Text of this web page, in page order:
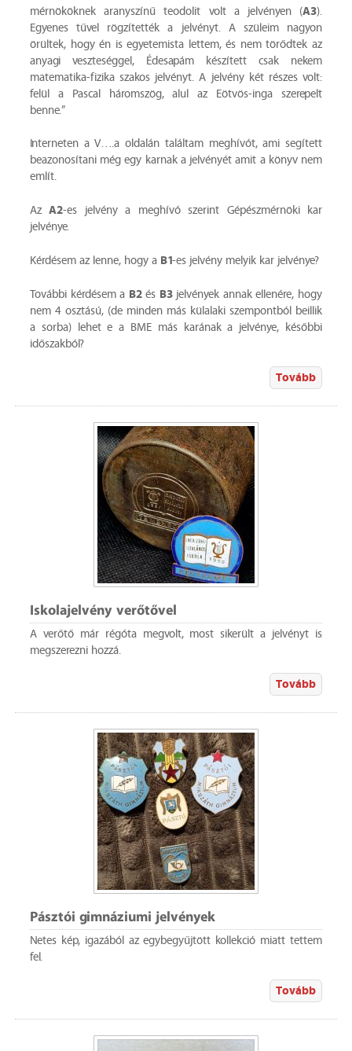
mérnököknek aranyszínű teodolit volt a jelvényen (A3).
Egyenes tűvel rögzítették a jelvényt. A szüleim nagyon
örültek, hogy én is egyetemista lettem, és nem törődtek az
anyagi veszteséggel, Édesapám készített csak nekem
matematika-fizika szakos jelvényt. A jelvény két részes volt:
felül a Pascal háromszög, alul az Eötvös-inga szerepelt
benne.”
Interneten a V….a oldalán találtam meghívót, ami segített
beazonosítani még egy karnak a jelvényét amit a könyv nem
említ.
AzA2-es jelvény a meghívó szerint Gépészmérnöki kar
jelvénye.
Kérdésem az lenne, hogy a B1-es jelvény melyik kar jelvénye?
További kérdésem a B2és B3jelvények annak ellenére, hogy
nem 4 osztású, (de minden más külalaki szempontból beillik
a sorba) lehet e a BME más karának a jelvénye, későbbi
időszakból?
Tovább
Iskolajelvény verőtővel
A verőtő már régóta megvolt, most sikerült a jelvényt is
megszerezni hozzá.
Tovább
Pásztói gimnáziumi jelvények
Netes kép, igazából az egybegyűjtött kollekció miatt tettem
fel.
Tovább